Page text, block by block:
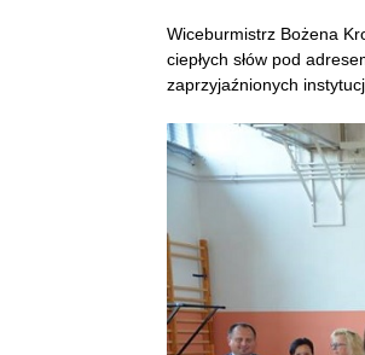
Wiceburmistrz Bożena
ciepłych słów pod
zaprzyjaźnionych